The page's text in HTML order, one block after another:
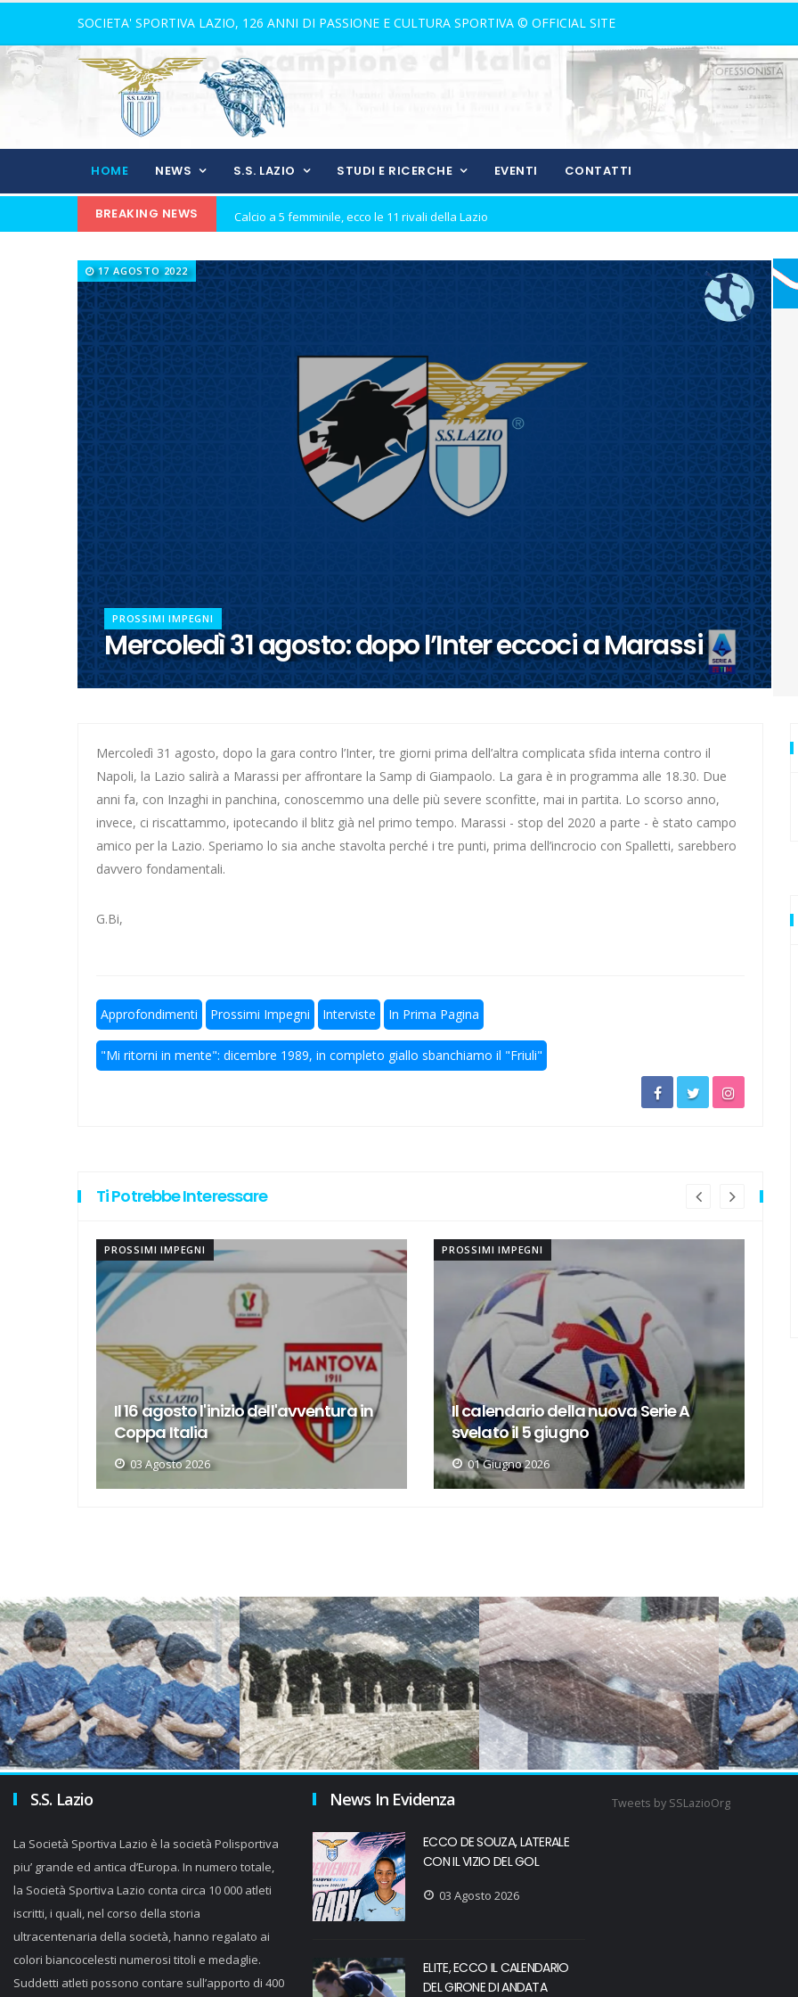
SOCIETA' SPORTIVA LAZIO, 126 ANNI DI PASSIONE E CULTURA SPORTIVA © OFFICIAL SITE
HOME NEWS S.S. LAZIO STUDI E RICERCHE EVENTI CONTATTI
BREAKING NEWS 21 anni senza Bomber Fiorini: nostalgia!
Elite, ecco il calendario del girone di andata
Elite maschile: ecco le sfide dell'andata
Il 16 agosto l'inizio dell'avventura in Coppa Italia
Calcio a 5, dalla Spagna con furore: ecco Luna
Il girone di C della Lazio
Quattro dei nostri ai Mondiali di Zagabria
Hockey su prato, addio a Poletti
La Lazio si rinforza con Ginevra Cavallini
Ecco le avversarie della Lazio
Lazio ad Ascoli 19 anni dopo l'ultima volta
Calcio a 5 femminile, ecco le 11 rivali della Lazio
17 AGOSTO 2022
PROSSIMI IMPEGNI
Mercoledì 31 agosto: dopo l’Inter eccoci a Marassi
Mercoledì 31 agosto, dopo la gara contro l’Inter, tre giorni prima dell’altra complicata sfida interna contro il
Napoli, la Lazio salirà a Marassi per affrontare la Samp di Giampaolo. La gara è in programma alle 18.30. Due
anni fa, con Inzaghi in panchina, conoscemmo una delle più severe sconfitte, mai in partita. Lo scorso anno,
invece, ci riscattammo, ipotecando il blitz già nel primo tempo. Marassi - stop del 2020 a parte - è stato campo
amico per la Lazio. Speriamo lo sia anche stavolta perché i tre punti, prima dell’incrocio con Spalletti, sarebbero
davvero fondamentali.
G.Bi,
Approfondimenti Prossimi Impegni Interviste In Prima Pagina
"Mi ritorni in mente": dicembre 1989, in completo giallo sbanchiamo il "Friuli"
Ti Potrebbe Interessare
PROSSIMI IMPEGNI
Il calendario della nuova Serie A
svelato il 5 giugno
01 Giugno 2026
PROSSIMI IMPEGNI
Sabato 24, viaggio in notturna in
Salento
14 Gennaio 2026
S.S. Lazio
La Società Sportiva Lazio è la società Polisportiva
piu’ grande ed antica d’Europa. In numero totale,
la Società Sportiva Lazio conta circa 10 000 atleti
iscritti, i quali, nel corso della storia
ultracentenaria della società, hanno regalato ai
colori biancocelesti numerosi titoli e medaglie.
Suddetti atleti possono contare sull’apporto di 400
News In Evidenza
ECCO DE SOUZA, LATERALE
CON IL VIZIO DEL GOL
03 Agosto 2026
ELITE, ECCO IL CALENDARIO
DEL GIRONE DI ANDATA
Tweets by SSLazioOrg